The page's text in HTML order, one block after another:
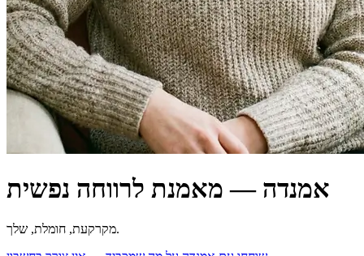
אמנדה — מאמנת לרווחה נפשית
מקרקעת, חומלת, שלך.